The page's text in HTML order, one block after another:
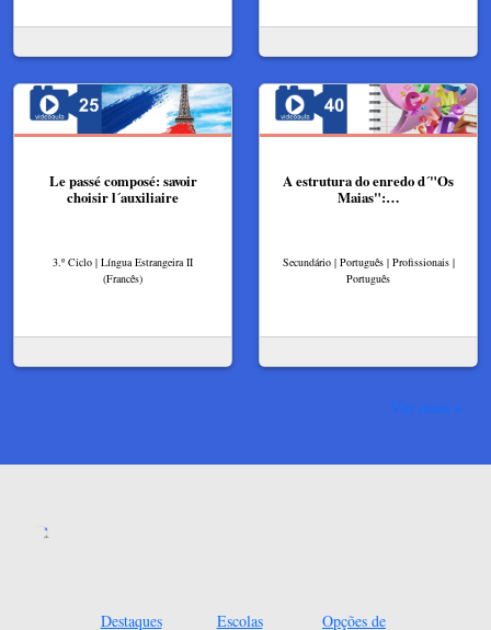
Le passé composé: savoir
choisir l´auxiliaire
3.º Ciclo | Língua Estrangeira II
(Francês)
A estrutura do enredo d´"Os
Maias":…
Secundário | Português | Profissionais |
Português
Ver mais
Destaques Escolas Opções de